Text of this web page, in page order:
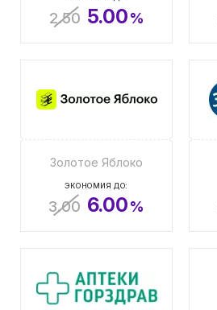
2.50 5.00%
Золотое Яблоко
ЭКОНОМИЯ ДО:
3.00 6.00%